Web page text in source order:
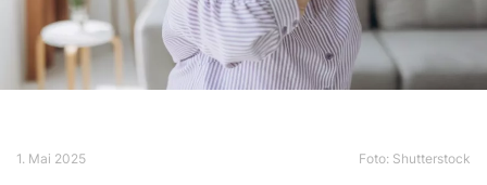
1. Mai 2025 Foto: Shutterstock